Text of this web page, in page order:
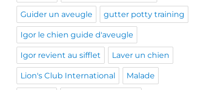
Guider un aveugle gutter potty training
Igor le chien guide d'aveugle
Igor revient au sifflet Laver un chien
Lion's Club International Malade